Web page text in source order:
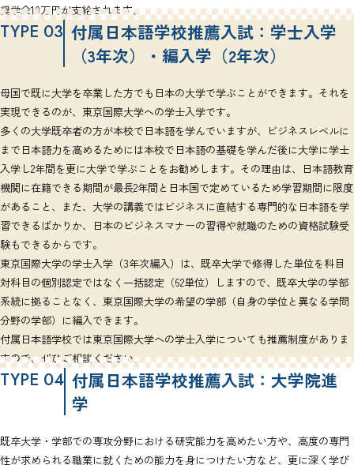
奨学金10万円が支給されます。
TYPE 03 付属日本語学校推薦入試：学士入学
（3年次）・編入学（2年次）
母国で既に大学を卒業した方でも日本の大学で学ぶことができます。それを
実現できるのが、東京国際大学への学士入学です。
多くの大学既卒者の方が本校で日本語を学んでいますが、ビジネスレベルに
まで日本語力を高めるためには本校で日本語の基礎を学んだ後に大学に学士
入学し2年間を更に大学で学ぶことをお勧めします。その理由は、日本語教育
機関に在籍できる期間が最長2年間と日本国で定めているため学習期間に限度
があること、また、大学の講義ではビジネスに直結する専門的な日本語を学
習できるばかりか、日本のビジネスマナーの習得や就職のための資格試験受
験もできるからです。
東京国際大学の学士入学（3年次編入）は、既卒大学で修得した単位を科目
対科目の個別認定ではなく一括認定（62単位）しますので、既卒大学の学部
系統に拠ることなく、東京国際大学の希望の学部（自身の学位と異なる学問
分野の学部）に編入できます。
付属日本語学校では東京国際大学への学士入学についても推薦制度がありま
すので、ぜひご相談ください。
TYPE 04 付属日本語学校推薦入試：大学院進
学
既卒大学・学部での専攻分野における研究能力を高めたい方や、高度の専門
性が求められる職業に就くための能力を身につけたい方など、更に深く学び